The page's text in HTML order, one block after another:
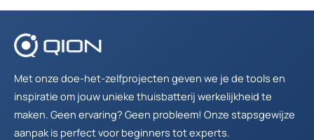
Met onze doe-het-zelfprojecten geven we je de tools en
inspiratie om jouw unieke thuisbatterij werkelijkheid te
maken. Geen ervaring? Geen probleem! Onze stapsgewijze
aanpak is perfect voor beginners tot experts.